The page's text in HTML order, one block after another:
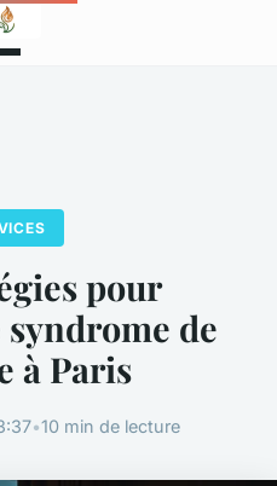
pour
de
à Paris
•10 min de lecture